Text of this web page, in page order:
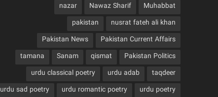
Muhabbat
Nawaz Sharif
nazar
nusrat fateh ali khan
pakistan
Pakistan Current Affairs
Pakistan News
Pakistan Politics
qismat
Sanam
tamana
taqdeer
urdu adab
urdu classical poetry
urdu poetry
urdu romantic poetry
urdu sad poetry